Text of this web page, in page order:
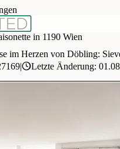
in 1190 Wien
im Herzen von Döbling:
| Letzte Änderung: